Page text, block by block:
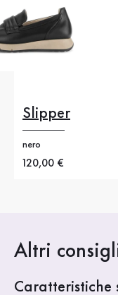
Slipper
nero
Nuovo prezzo
120,00 €
Altri
Caratteristiche